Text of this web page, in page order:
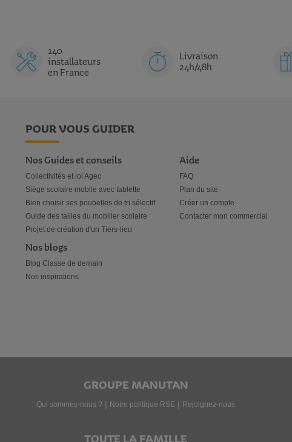
140
installateurs
en France
Livraison
24h/48h
POUR VOUS GUIDER
Nos Guides et conseils
Collectivités et loi Agec
Siège scolaire mobile avec tablette
Bien choisir ses poubelles de tri sélectif
Guide des tailles du mobilier scolaire
Projet de création d'un Tiers-lieu
Nos blogs
Blog Classe de demain
Nos inspirations
Aide
FAQ
Plan du site
Créer un compte
Contacter mon commercial
GROUPE MANUTAN
Qui sommes-nous ? | Notre politique RSE | Rejoignez-nous
TOUTE LA FAMILLE